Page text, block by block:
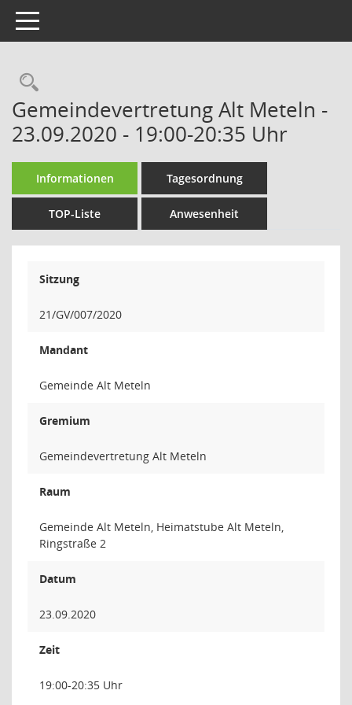
Toggle navigation
Rechercheauswahl
Gemeindevertretung Alt Meteln -
23.09.2020 - 19:00-20:35 Uhr
Informationen Tagesordnung
TOP-Liste Anwesenheit
Sitzung
21/GV/007/2020
Mandant
Gemeinde Alt Meteln
Gremium
Gemeindevertretung Alt Meteln
Raum
Gemeinde Alt Meteln, Heimatstube Alt Meteln,
Ringstraße 2
Datum
23.09.2020
Zeit
19:00-20:35 Uhr